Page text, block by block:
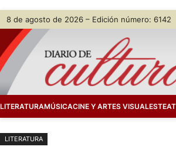
Saltar
contenido
Skip
content
8 de agosto de 2026 – Edición número: 6142
LITERATURAMÚSICACINE Y ARTES VISUALES
LITERATURA